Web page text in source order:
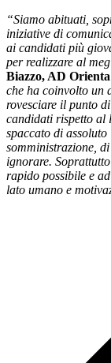
“Siamo abituati,
iniziative di
ai candidati più
per realizzare al
Biazzo, AD Orienta
che ha coinvolto un
rovesciare il punto
candidati rispetto al
spaccato di
somministrazione,
ignorare.
rapido possibile e
lato umano e